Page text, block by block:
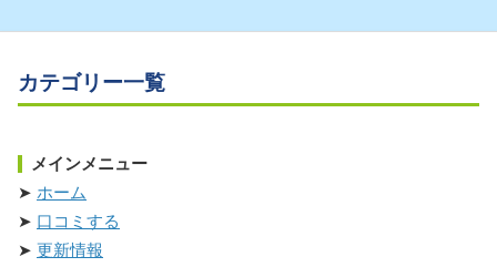
カテゴリー一覧
メインメニュー
ホーム
口コミする
更新情報